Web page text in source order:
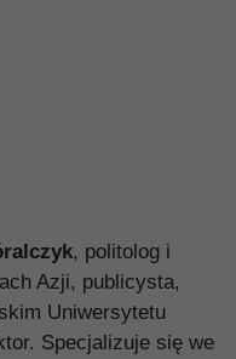
, politolog i
Azji, publicysta,
Uniwersytetu
Specjalizuje się we